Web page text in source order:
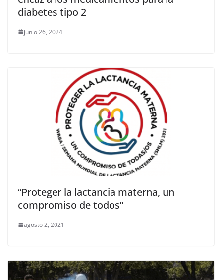
diabetes tipo 2
junio 26, 2024
“Proteger la lactancia materna, un
compromiso de todos”
agosto 2, 2021